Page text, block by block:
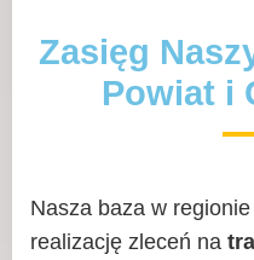
Zasięg
Powiat i
Nasza baza w
realizację zleceń na